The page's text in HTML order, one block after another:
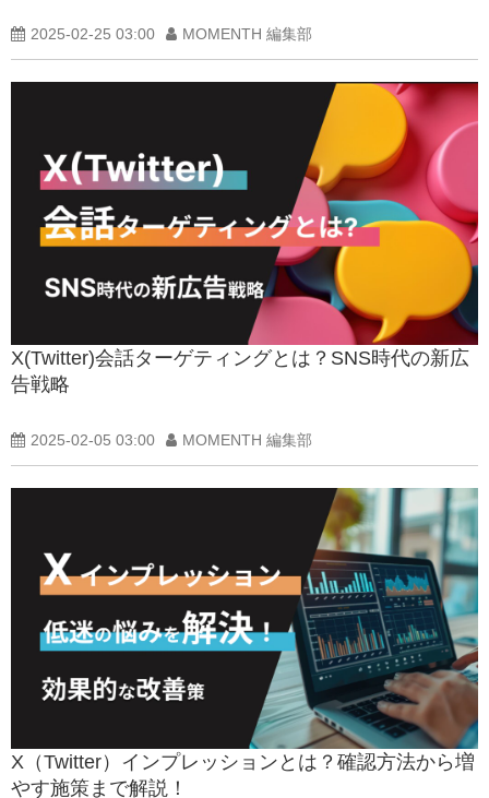
2025-02-25 03:00 MOMENTH 編集部
X(Twitter)会話ターゲティングとは？SNS時代の新広
告戦略
2025-02-05 03:00 MOMENTH 編集部
X（Twitter）インプレッションとは？確認方法から増
やす施策まで解説！